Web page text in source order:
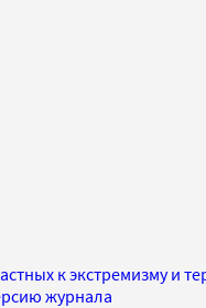
к экстремизму и
журнала